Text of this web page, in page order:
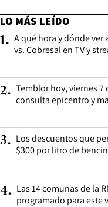
LO MÁS LEÍDO
1. A qué hora y dónde ver
vs. Cobresal en TV y
2. Temblor hoy, viernes 7
consulta epicentro y
3. Los descuentos que
$300 por litro de
4. Las 14 comunas de la
programado para este